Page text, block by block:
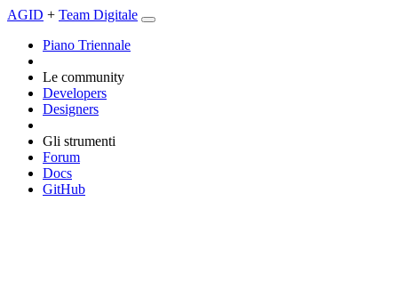
AGID + Team Digitale
Piano Triennale
Le community
Developers
Designers
Gli strumenti
Forum
Docs
GitHub